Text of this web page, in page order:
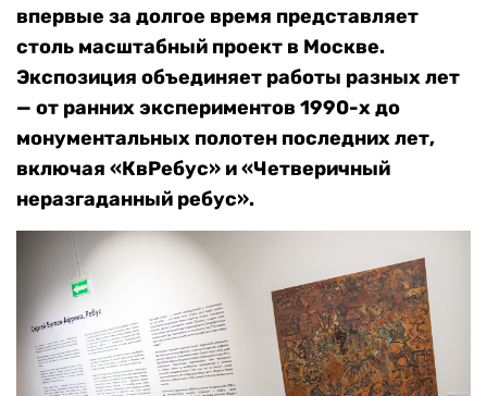
впервые за долгое время представляет
столь масштабный проект в Москве.
Экспозиция объединяет работы разных лет
— от ранних экспериментов 1990-х до
монументальных полотен последних лет,
включая «КвРебус» и «Четверичный
неразгаданный ребус».